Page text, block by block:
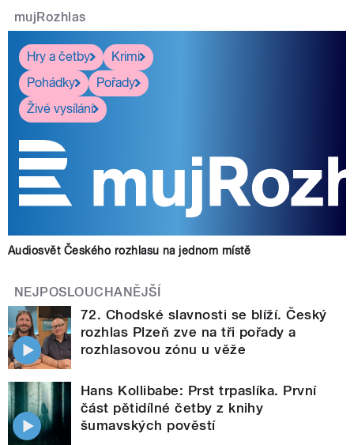
mujRozhlas
Hry a četby
Krimi
Pohádky
Pořady
Živé vysílání
Audiosvět Českého rozhlasu na jednom místě
NEJPOSLOUCHANĚJŠÍ
72. Chodské slavnosti se blíží. Český
rozhlas Plzeň zve na tři pořady a
rozhlasovou zónu u věže
Hans Kollibabe: Prst trpaslíka. První
část pětidílné četby z knihy
šumavských pověstí